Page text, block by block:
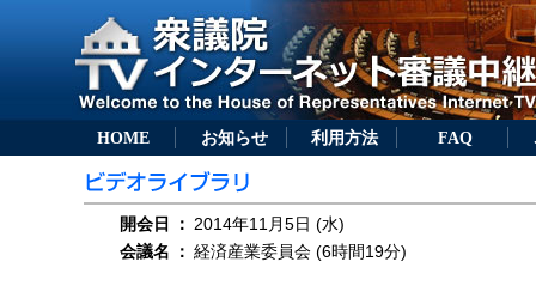
HOME お知らせ 利用方法 FAQ
開会日 ： 2014年11月5日 (水)
会議名
： 経済産業委員会 (6時間19分)